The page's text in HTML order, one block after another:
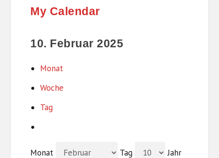
My Calendar
10. Februar 2025
Monat
Woche
Tag
Monat Tag Jahr